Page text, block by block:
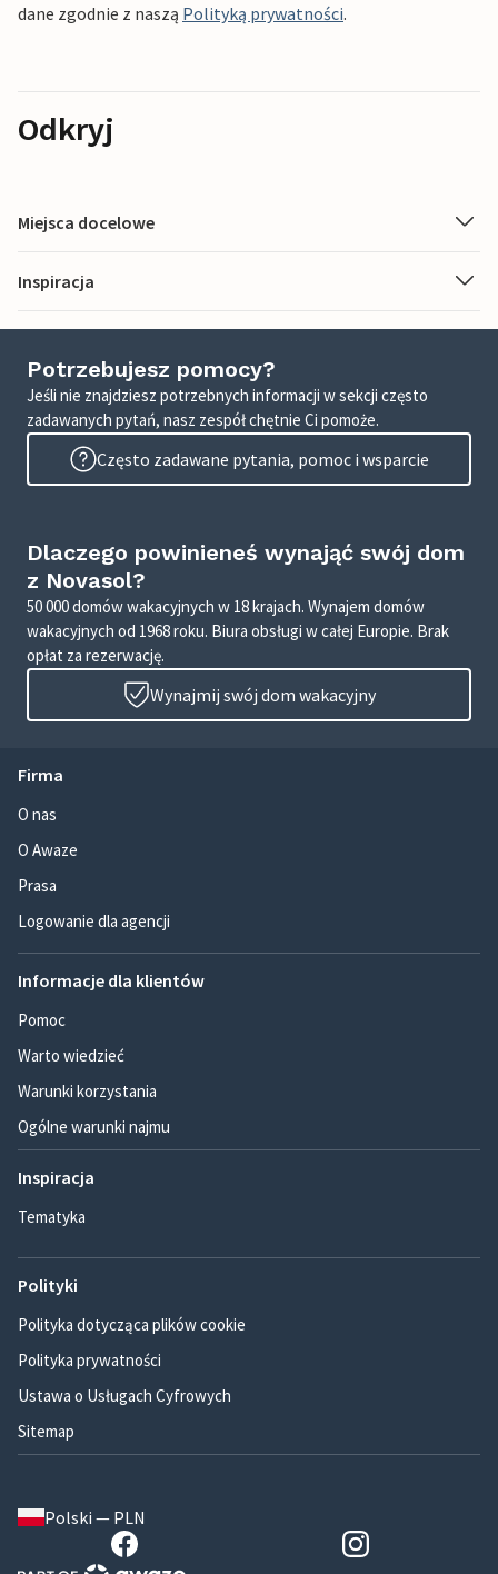
dane zgodnie z naszą Polityką prywatności.
Odkryj
Miejsca docelowe
Inspiracja
Potrzebujesz pomocy?
Jeśli nie znajdziesz potrzebnych informacji w sekcji często
zadawanych pytań, nasz zespół chętnie Ci pomoże.
Często zadawane pytania, pomoc i wsparcie
Dlaczego powinieneś wynająć swój dom
z Novasol?
50 000 domów wakacyjnych w 18 krajach. Wynajem domów
wakacyjnych od 1968 roku. Biura obsługi w całej Europie. Brak
opłat za rezerwację.
Wynajmij swój dom wakacyjny
Firma
O nas
O Awaze
Prasa
Logowanie dla agencji
Informacje dla klientów
Pomoc
Warto wiedzieć
Warunki korzystania
Ogólne warunki najmu
Inspiracja
Tematyka
Polityki
Polityka dotycząca plików cookie
Polityka prywatności
Ustawa o Usługach Cyfrowych
Sitemap
Polski — PLN